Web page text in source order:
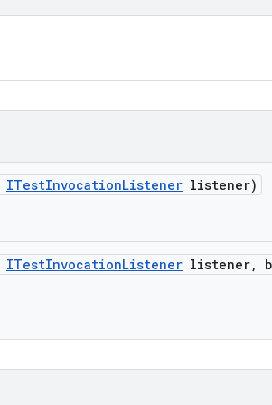
ITestInvocationListener listener)
ITestInvocationListener listener,